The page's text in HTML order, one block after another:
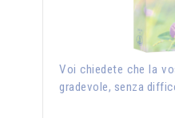
Voi chiedete che la
gradevole, senza